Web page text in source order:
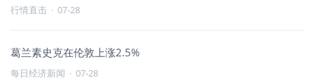
行情直击 · 07-28
葛兰素史克在伦敦上涨2.5%
每日经济新闻 · 07-28